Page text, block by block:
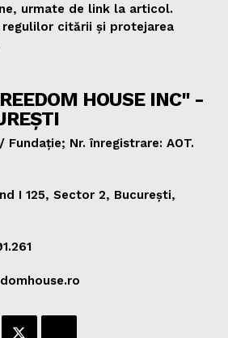
urmate de link la articol.
regulilor citării și protejarea
HOUSE INC" -
Fundație; Nr. înregistrare: AOT.
I 125, Sector 2, București,